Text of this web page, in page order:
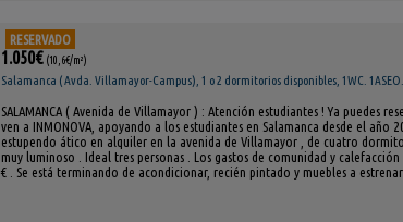
RESERVADO
1.050€ (10,6€/m²)
Salamanca ( Avda. Villamayor-Campus), 1 o 2 dormitorios disponibles, 1WC.
SALAMANCA ( Avenida de Villamayor ) : Atención estudiantes ! Ya puedes
ven a INMONOVA, apoyando a los estudiantes en Salamanca desde el
estupendo ático en alquiler en la avenida de Villamayor , de cuatro
muy luminoso . Ideal tres personas . Los gastos de comunidad y
€ . Se está terminando de acondicionar, recién pintado y muebles a